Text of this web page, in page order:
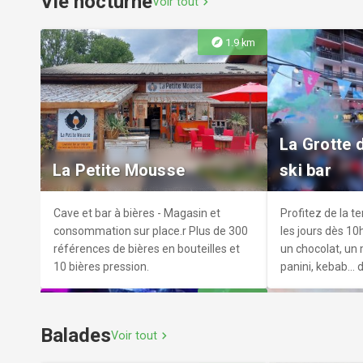
Eglise Saint Pelade
Située au village de Réallon l'église
Saint-Pelade, érigée au XVIème, se
signale par son clocher remarquable.
L'église
Accrochée à
Grépoun) qui
l’église se voit
village ?
serrées autour
Réotier.
explore 1.9 km
La Petite Mousse
Cave et bar à bières - Magasin et
consommation sur place.r Plus de 300
références de bières en bouteilles et
10 bières pression.
La Grotte
ski bar
Profitez de la
les jours dès
un chocolat, un
panini, kebab...
BaladesVoir tout chevron_right